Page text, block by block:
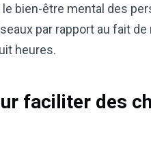
bien-être mental des
par rapport au fait
heures.
faciliter des